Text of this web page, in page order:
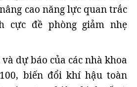
cao năng lực quan trắc
cực đề phòng giảm nhẹ
dự báo của các nhà khoa
biến đổi khí hậu toàn